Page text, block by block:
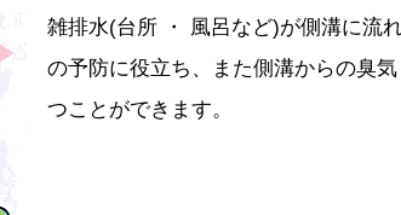
雑排水(台所 ・ 風呂など)が側溝に流
の予防に役立ち、また側溝からの臭
つことができます。